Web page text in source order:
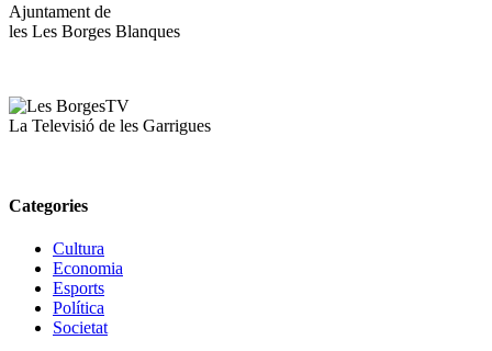
Ajuntament de
les Les Borges Blanques
La Televisió de les Garrigues
Categories
Cultura
Economia
Esports
Política
Societat